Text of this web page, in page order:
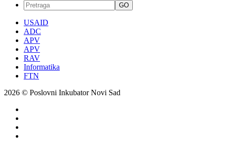
GO
USAID
ADC
APV
APV
RAV
Informatika
FTN
2026 © Poslovni Inkubator Novi Sad